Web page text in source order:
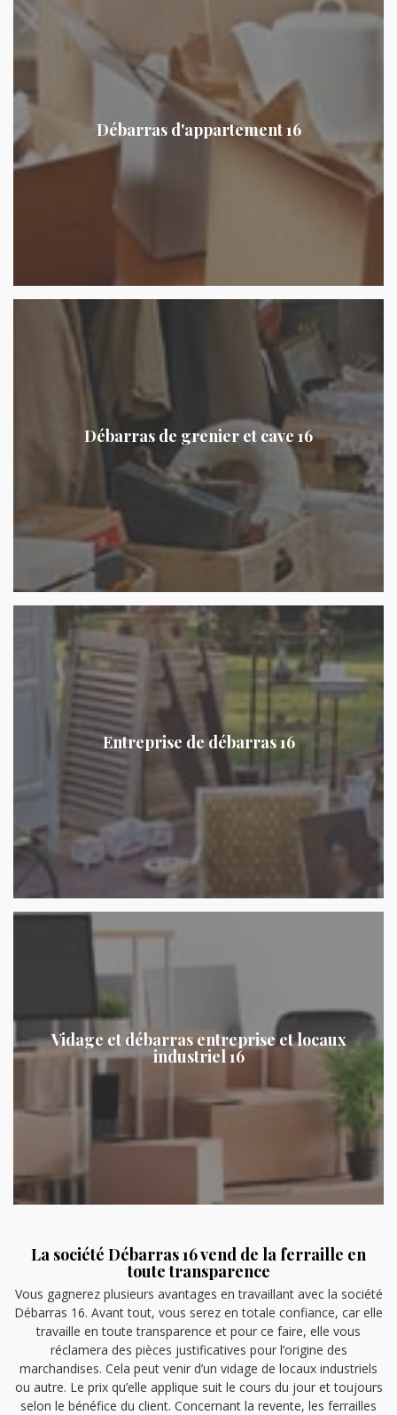
Débarras d'appartement 16
Débarras de grenier et cave 16
Entreprise de débarras 16
Vidage et débarras entreprise et locaux
industriel 16
La société Débarras 16 vend de la ferraille en
toute transparence
Vous gagnerez plusieurs avantages en travaillant avec la société
Débarras 16. Avant tout, vous serez en totale confiance, car elle
travaille en toute transparence et pour ce faire, elle vous
réclamera des pièces justificatives pour l’origine des
marchandises. Cela peut venir d’un vidage de locaux industriels
ou autre. Le prix qu’elle applique suit le cours du jour et toujours
selon le bénéfice du client. Concernant la revente, les ferrailles